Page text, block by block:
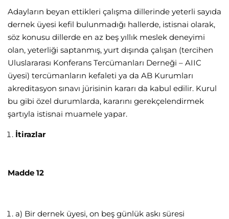
Adayların beyan ettikleri çalışma dillerinde yeterli sayıda
dernek üyesi kefil bulunmadığı hallerde, istisnai olarak,
söz konusu dillerde en az beş yıllık meslek deneyimi
olan, yeterliği saptanmış, yurt dışında çalışan (tercihen
Uluslararası Konferans Tercümanları Derneği – AIIC
üyesi) tercümanların kefaleti ya da AB Kurumları
akreditasyon sınavı jürisinin kararı da kabul edilir. Kurul
bu gibi özel durumlarda, kararını gerekçelendirmek
şartıyla istisnai muamele yapar.
İtirazlar
Madde 12
a) Bir dernek üyesi, on beş günlük askı süresi